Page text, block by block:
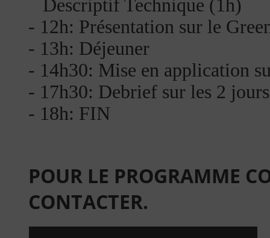
Descriptif Technique (1h)
- 12h: Présentation sur le
- 13h: Déjeuner
- 14h30: Mise en application
- 17h30: Debrief sur les 2
- 18h: FIN
POUR LE PROGRAMME
CONTACTER.